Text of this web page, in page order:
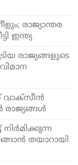
രാജ്യാന്തര
ഇന്ത്യ
രാജ്യങ്ങളുടെ
വാക്‌സീന്‍
രാജ്യങ്ങള്‍
നിര്‍മിക്കുന്ന
തയാറായി